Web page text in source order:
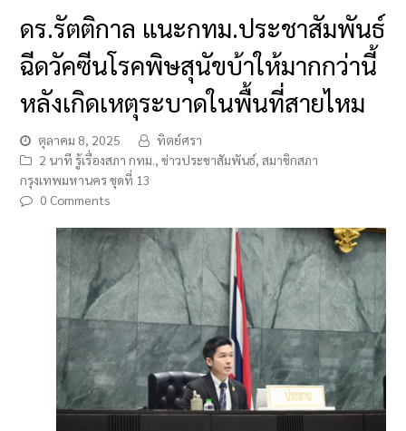
ดร.รัตติกาล แนะกทม.ประชาสัมพันธ์
ฉีดวัคซีนโรคพิษสุนัขบ้าให้มากกว่านี้
หลังเกิดเหตุระบาดในพื้นที่สายไหม
ตุลาคม 8, 2025
ทิตย์ศรา
2 นาที รู้เรื่องสภา กทม.
ข่าวประชาสัมพันธ์, สมาชิกสภา
กรุงเทพมหานคร ชุดที่ 13
0 Comments